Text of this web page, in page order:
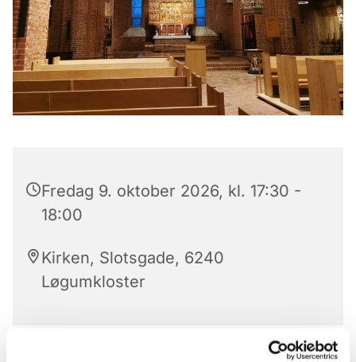
Fredag 9. oktober 2026, kl. 17:30 -
18:00
Kirken, Slotsgade, 6240
Løgumkloster